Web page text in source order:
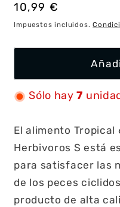
Precio
habitual
10,99 €
Impuestos incluidos.
Sólo hay 7
El alimento Tropical
Herbivoros S está
para satisfacer las
de los peces
producto de alta